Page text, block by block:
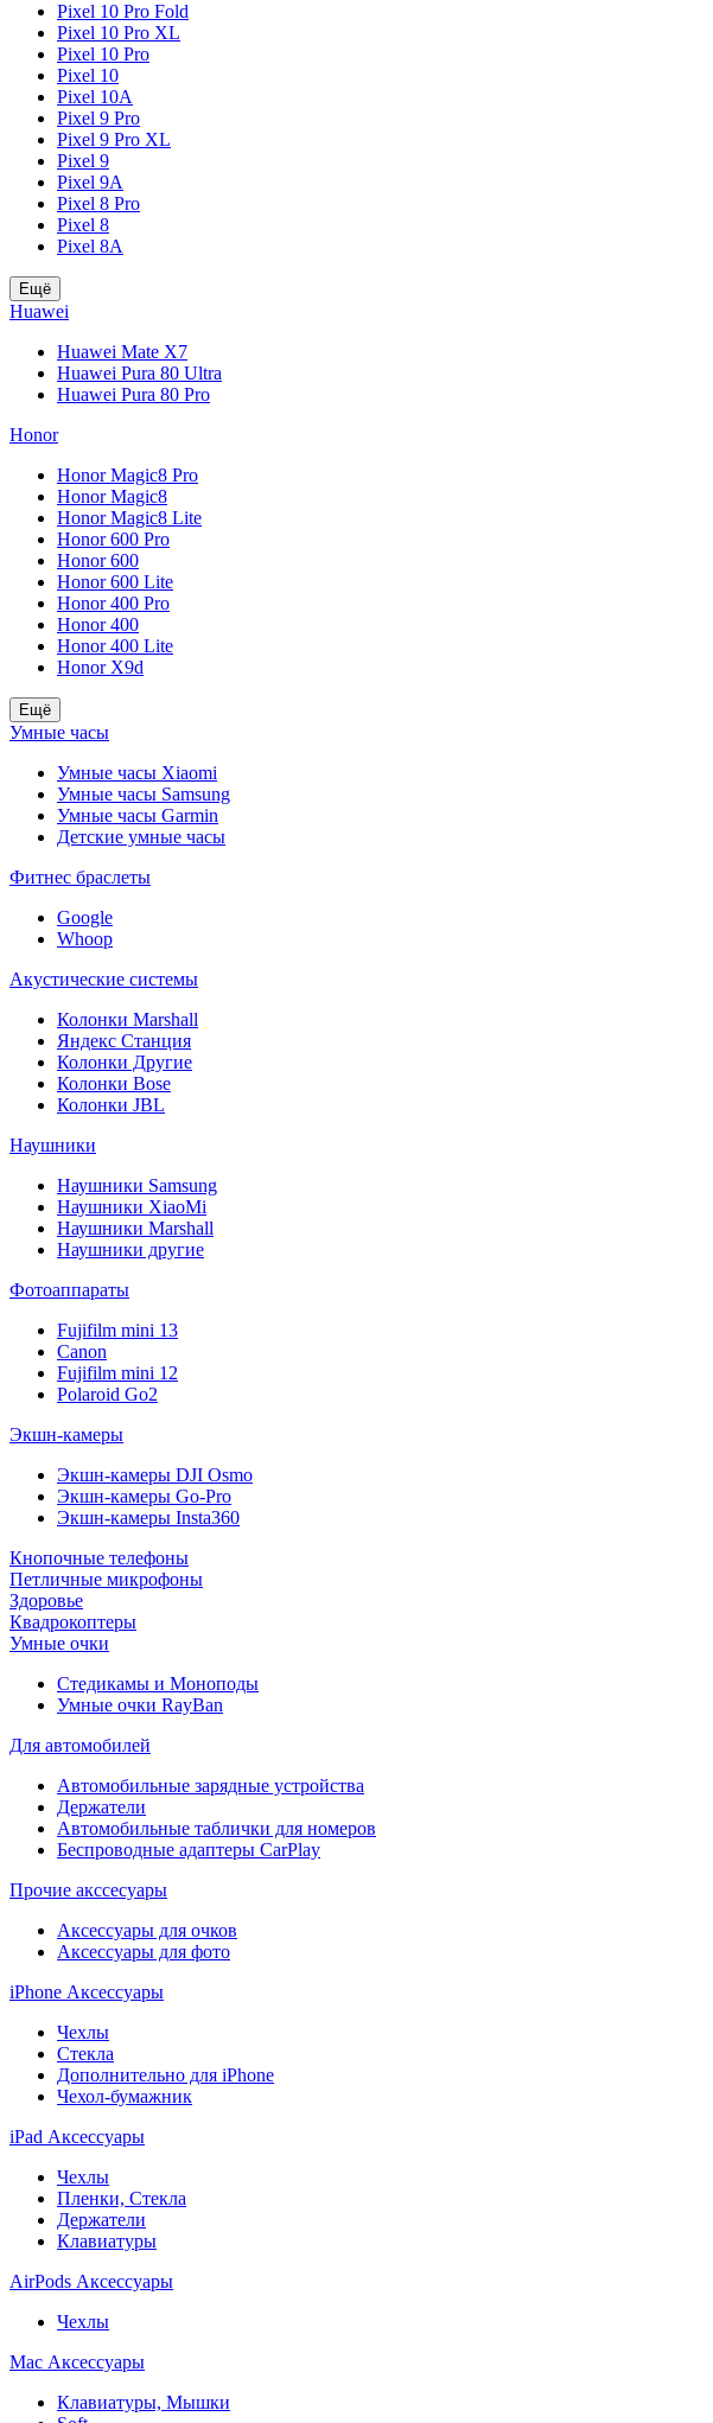
Pixel 10 Pro Fold
Pixel 10 Pro XL
Pixel 10 Pro
Pixel 10
Pixel 10A
Pixel 9 Pro
Pixel 9 Pro XL
Pixel 9
Pixel 9A
Pixel 8 Pro
Pixel 8
Pixel 8A
Ещё
Huawei
Huawei Mate X7
Huawei Pura 80 Ultra
Huawei Pura 80 Pro
Honor
Honor Magic8 Pro
Honor Magic8
Honor Magic8 Lite
Honor 600 Pro
Honor 600
Honor 600 Lite
Honor 400 Pro
Honor 400
Honor 400 Lite
Honor X9d
Ещё
Умные часы
Умные часы Xiaomi
Умные часы Samsung
Умные часы Garmin
Детские умные часы
Фитнес браслеты
Google
Whoop
Акустические системы
Колонки Marshall
Яндекс Станция
Колонки Другие
Колонки Bose
Колонки JBL
Наушники
Наушники Samsung
Наушники XiaoMi
Наушники Marshall
Наушники другие
Фотоаппараты
Fujifilm mini 13
Canon
Fujifilm mini 12
Polaroid Go2
Экшн-камеры
Экшн-камеры DJI Osmo
Экшн-камеры Go-Pro
Экшн-камеры Insta360
Кнопочные телефоны
Петличные микрофоны
Здоровье
Квадрокоптеры
Умные очки
Стедикамы и Моноподы
Умные очки RayBan
Для автомобилей
Автомобильные зарядные устройства
Держатели
Автомобильные таблички для номеров
Беспроводные адаптеры CarPlay
Прочие акссесуары
Аксессуары для очков
Аксессуары для фото
iPhone Аксессуары
Чехлы
Стекла
Дополнительно для iPhone
Чехол-бумажник
iPad Аксессуары
Чехлы
Пленки, Стекла
Держатели
Клавиатуры
AirPods Аксессуары
Чехлы
Mac Аксессуары
Клавиатуры, Мышки